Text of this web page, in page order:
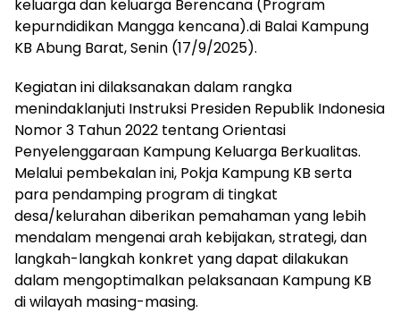
keluarga dan keluarga Berencana (Program
kepurndidikan Mangga kencana).di Balai Kampung
KB Abung Barat, Senin (17/9/2025).
‎Kegiatan ini dilaksanakan dalam rangka
menindaklanjuti Instruksi Presiden Republik Indonesia
Nomor 3 Tahun 2022 tentang Orientasi
Penyelenggaraan Kampung Keluarga Berkualitas.
Melalui pembekalan ini, Pokja Kampung KB serta
para pendamping program di tingkat
desa/kelurahan diberikan pemahaman yang lebih
mendalam mengenai arah kebijakan, strategi, dan
langkah-langkah konkret yang dapat dilakukan
dalam mengoptimalkan pelaksanaan Kampung KB
di wilayah masing-masing.